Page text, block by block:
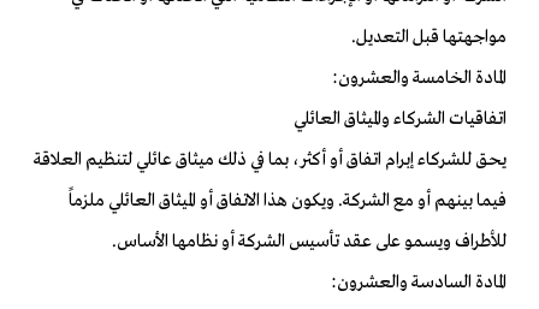
مواجهتها قبل التعديل.
المادة الخامسة والعشرون:
اتفاقيات الشركاء والميثاق العائلي
يحق للشركاء إبرام اتفاق أو أكثر، بما في ذلك ميثاق عائلي لتنظيم العلاقة
فيما بينهم أو مع الشركة. ويكون هذا الاتفاق أو الميثاق العائلي ملزماً
للأطراف ويسمو على عقد تأسيس الشركة أو نظامها الأساس.
المادة السادسة والعشرون: